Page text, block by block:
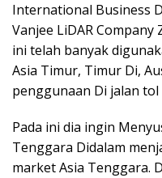
International Business
Vanjee LiDAR
ini telah banyak
Asia Timur, Timur Di,
penggunaan Di jalan tol
Pada ini dia ingin
Tenggara Didalam
market Asia Tenggara.